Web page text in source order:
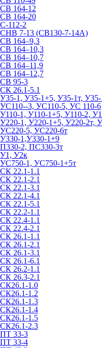
СВ 164-12
СВ 164-20
С-112-2
СНВ 7-13 (СВ130-7-14А)
СВ 164–9,3
СВ 164–10,3
СВ 164–10,7
СВ 164–11,9
СВ 164–12,7
СВ 95-3
СК 26.1-5.1
У35-1, У35-1+5, У35-1т,
УС110--3, УС110-5, УС 110-6
У110-1, У110-1+5, У110-2,
У220-1, У220-1+5, У220-2т,
УС220-5, УС220-6т
У330-1,У330-1+9
П330-2, ПС330-3т
У1, У2к
УС750-1, УС750-1+5т
СК 22.1-1.1
СК 22.1-2.1
СК 22.1-3.1
СК 22.1-4.1
СК 22.1-5.1
СК 22.2-1.1
СК 22.4-1.1
СК 22.4-2.1
СК 26.1-1.1
СК 26.1-2.1
СК 26.1-3.1
СК 26.1-6.1
СК 26.2-1.1
СК 26.3-2.1
СК26.1-1.0
СК26.1-1.2
СК26.1-1.3
СК26.1-1.4
СК26.1-1.5
СК26.1-2.3
ПТ 33-3
ПТ 33-4